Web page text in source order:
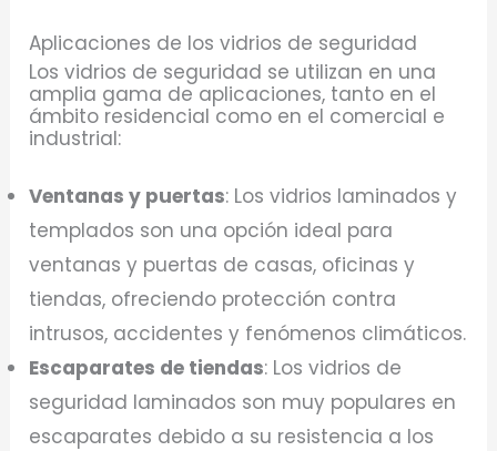
Aplicaciones de los vidrios de seguridad
Los vidrios de seguridad se utilizan en una
amplia gama de aplicaciones, tanto en el
ámbito residencial como en el comercial e
industrial:
Ventanas y puertas: Los vidrios laminados y
templados son una opción ideal para
ventanas y puertas de casas, oficinas y
tiendas, ofreciendo protección contra
intrusos, accidentes y fenómenos climáticos.
Escaparates de tiendas: Los vidrios de
seguridad laminados son muy populares en
escaparates debido a su resistencia a los